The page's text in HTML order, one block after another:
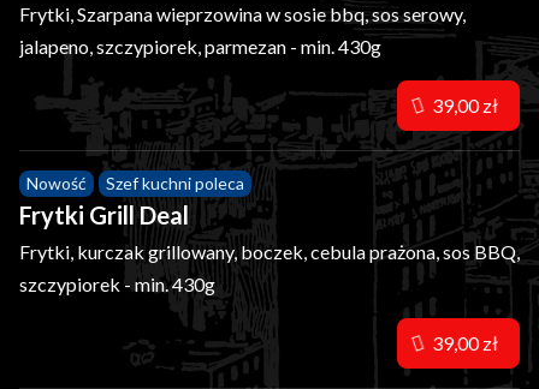
Frytki, Szarpana wieprzowina w sosie bbq, sos serowy,
jalapeno, szczypiorek, parmezan - min. 430g
Nowość Szef kuchni poleca
Frytki Grill Deal
Frytki, kurczak grillowany, boczek, cebula prażona, sos BBQ,
szczypiorek - min. 430g